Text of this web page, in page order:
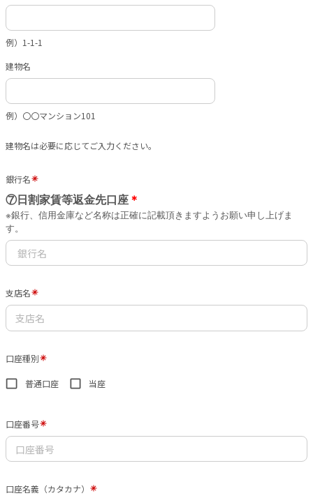
例）1-1-1
建物名
例）〇〇マンション101
建物名は必要に応じてご入力ください。
銀行名
⑦日割家賃等返金先口座＊
※銀行、信用金庫など名称は正確に記載頂きますようお願い申し上げま
す。
支店名
口座種別
普通口座 当座
口座番号
口座名義（カタカナ）